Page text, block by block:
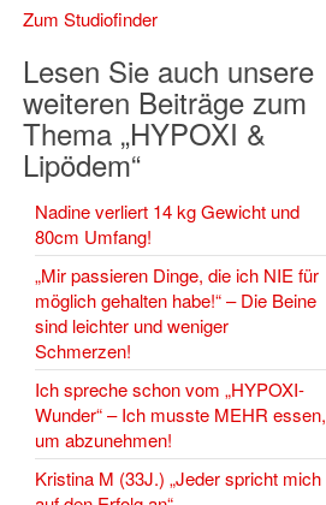
Zum Studiofinder
Lesen Sie auch unsere
weiteren Beiträge zum
Thema „HYPOXI &
Lipödem“
Nadine verliert 14 kg Gewicht und
80cm Umfang!
„Mir passieren Dinge, die ich NIE für
möglich gehalten habe!“ – Die Beine
sind leichter und weniger
Schmerzen!
Ich spreche schon vom „HYPOXI-
Wunder“ – Ich musste MEHR essen,
um abzunehmen!
Kristina M (33J.) „Jeder spricht mich